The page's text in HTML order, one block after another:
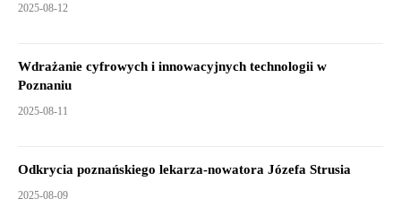
2025-08-12
Wdrażanie cyfrowych i innowacyjnych technologii w
Poznaniu
2025-08-11
Odkrycia poznańskiego lekarza-nowatora Józefa Strusia
2025-08-09